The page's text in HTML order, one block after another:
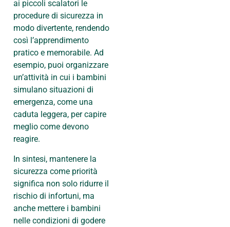
ai piccoli scalatori le
procedure di sicurezza in
modo divertente, rendendo
così l’apprendimento
pratico e memorabile. Ad
esempio, puoi organizzare
un’attività in cui i bambini
simulano situazioni di
emergenza, come una
caduta leggera, per capire
meglio come devono
reagire.
In sintesi, mantenere la
sicurezza come priorità
significa non solo ridurre il
rischio di infortuni, ma
anche mettere i bambini
nelle condizioni di godere